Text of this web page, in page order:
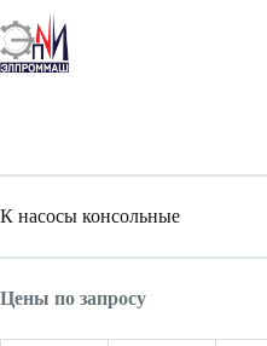
Перейти
к
сути
К насосы консольные
Цены по запросу